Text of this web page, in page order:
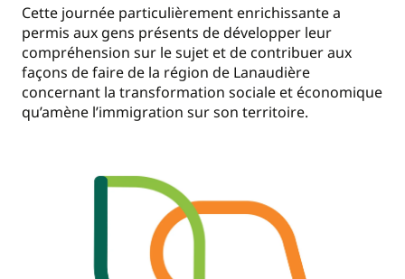
Cette journée particulièrement enrichissante a
permis aux gens présents de développer leur
compréhension sur le sujet et de contribuer aux
façons de faire de la région de Lanaudière
concernant la transformation sociale et économique
qu’amène l’immigration sur son territoire.